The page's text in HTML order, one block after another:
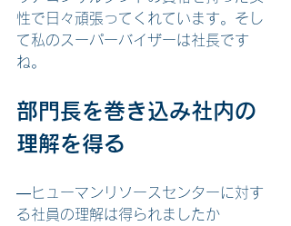
性で日々頑張ってくれています。そし
て私のスーパーバイザーは社長です
ね。
部門長を巻き込み社内の
理解を得る
―ヒューマンリソースセンターに対す
る社員の理解は得られましたか